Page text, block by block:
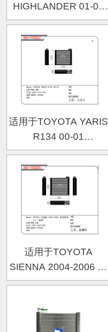
HIGHLANDER 01-04
OEM:88501-48030
适用于TOYOTA YARIS
R134 00-01
OEM:88501-52040
适用于TOYOTA
SIENNA 2004-2006 丰
田佳美 2.4（左肽）